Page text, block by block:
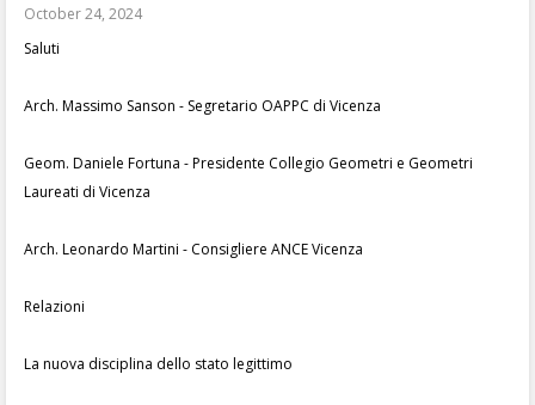
October 24, 2024
Saluti
Arch. Massimo Sanson - Segretario OAPPC di Vicenza
Geom. Daniele Fortuna - Presidente Collegio Geometri e Geometri
Laureati di Vicenza
Arch. Leonardo Martini - Consigliere ANCE Vicenza
Relazioni
La nuova disciplina dello stato legittimo